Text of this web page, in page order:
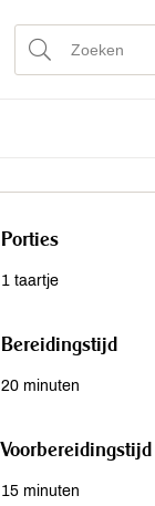
Porties
1 taartje
Bereidingstijd
20 minuten
Voorbereidingstijd
15 minuten